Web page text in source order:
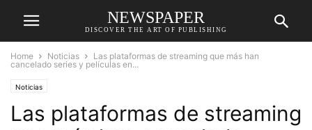
NEWSPAPER
DISCOVER THE ART OF PUBLISHING
Home Noticias
Las plataformas de streaming que más han
cancelado series y películas en...
Noticias
Las plataformas de streaming